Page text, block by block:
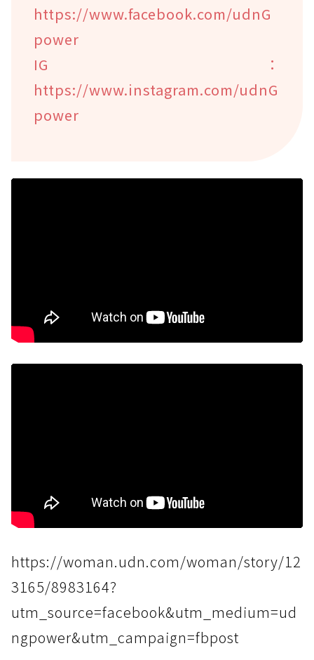
https://www.facebook.com/udnG
power
IG：
https://www.instagram.com/udnG
power
https://woman.udn.com/woman/story/12
3165/8983164?
utm_source=facebook&utm_medium=ud
ngpower&utm_campaign=fbpost